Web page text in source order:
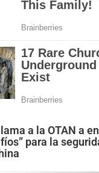
a la OTAN a
para la